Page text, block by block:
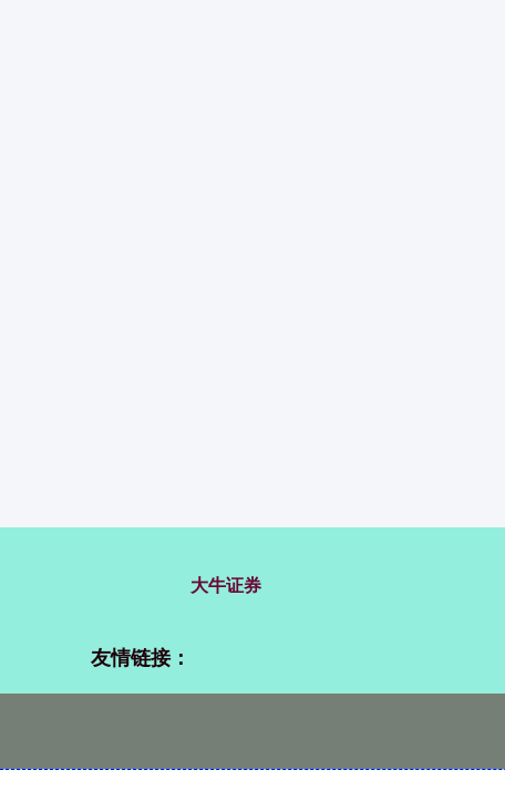
大牛证券
友情链接：